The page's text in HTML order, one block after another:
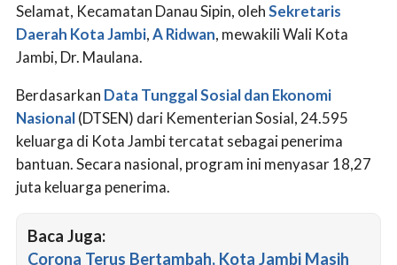
Selamat, Kecamatan Danau Sipin, olehSekretaris
Daerah Kota Jambi,A Ridwan, mewakili Wali Kota
Jambi, Dr. Maulana.
Berdasarkan Data Tunggal Sosial dan Ekonomi
Nasional(DTSEN) dari Kementerian Sosial, 24.595
keluarga di Kota Jambi tercatat sebagai penerima
bantuan. Secara nasional, program ini menyasar 18,27
juta keluarga penerima.
Baca Juga:
Corona Terus Bertambah, Kota Jambi Masih